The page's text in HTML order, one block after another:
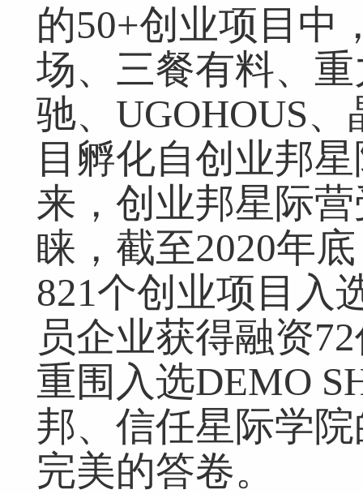
的50+创业项目中
场、三餐有料、
驰、UGOHOUS
目孵化自创业邦
来，创业邦星际
睐，截至2020年
821个创业项目入
员企业获得融资
重围入选DEMO
邦、信任星际学
完美的答卷。
网友跟帖 共 0条 登录名： 密码： 匿名发布 验
网友评论仅供其表达个人看法，并不表明本网同意其观点或证实其描